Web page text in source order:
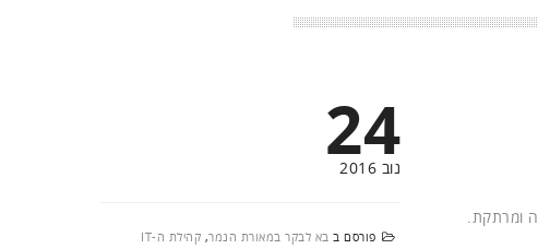
24
נוב 2016
פורסם ב בא לבקר במאורת הנמר, קהילת ה-IT
ומרתקת.